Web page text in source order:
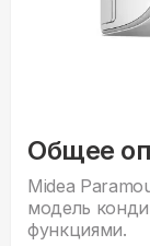
Общее
Midea
модель
функциями.